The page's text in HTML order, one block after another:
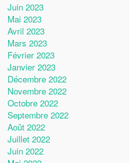
Juin 2023
Mai 2023
Avril 2023
Mars 2023
Février 2023
Janvier 2023
Décembre 2022
Novembre 2022
Octobre 2022
Septembre 2022
Août 2022
Juillet 2022
Juin 2022